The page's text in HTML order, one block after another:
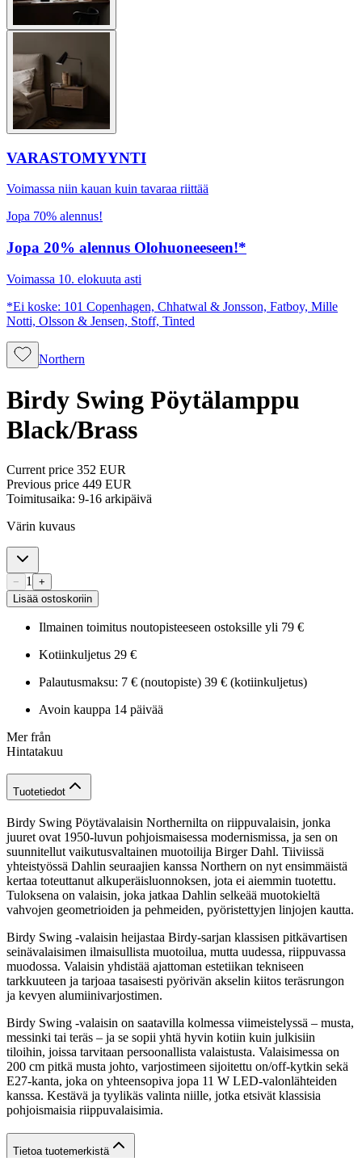
VARASTOMYYNTI
Voimassa niin kauan kuin tavaraa riittää
Jopa 70% alennus!
Jopa 20% alennus Olohuoneeseen!*
Voimassa 10. elokuuta asti
*Ei koske: 101 Copenhagen, Chhatwal & Jonsson, Fatboy, Mille
Notti, Olsson & Jensen, Stoff, Tinted
Northern
Birdy Swing Pöytälamppu
Black/Brass
Current price 352 EUR
Previous price 449 EUR
Toimitusaika: 9-16 arkipäivä
Värin kuvaus
− 1
+
Lisää ostoskoriin
Ilmainen toimitus noutopisteeseen ostoksille yli 79 €
Kotiinkuljetus 29 €
Palautusmaksu: 7 € (noutopiste) 39 € (kotiinkuljetus)
Avoin kauppa 14 päivää
Mer från
Hintatakuu
Tuotetiedot
Birdy Swing Pöytävalaisin Northernilta on riippuvalaisin, jonka
juuret ovat 1950-luvun pohjoismaisessa modernismissa, ja sen on
suunnitellut vaikutusvaltainen muotoilija Birger Dahl. Tiiviissä
yhteistyössä Dahlin seuraajien kanssa Northern on nyt ensimmäistä
kertaa toteuttanut alkuperäisluonnoksen, jota ei aiemmin tuotettu.
Tuloksena on valaisin, joka jatkaa Dahlin selkeää muotokieltä
vahvojen geometrioiden ja pehmeiden, pyöristettyjen linjojen kautta.
Birdy Swing -valaisin heijastaa Birdy-sarjan klassisen pitkävartisen
seinävalaisimen ilmaisullista muotoilua, mutta uudessa, riippuvassa
muodossa. Valaisin yhdistää ajattoman estetiikan tekniseen
tarkkuuteen ja tarjoaa tasaisesti pyörivän akselin kiitos teräsrungon
ja kevyen alumiinivarjostimen.
Birdy Swing -valaisin on saatavilla kolmessa viimeistelyssä – musta,
messinki tai teräs – ja se sopii yhtä hyvin kotiin kuin julkisiin
tiloihin, joissa tarvitaan persoonallista valaistusta. Valaisimessa on
200 cm pitkä musta johto, varjostimeen sijoitettu on/off-kytkin sekä
E27-kanta, joka on yhteensopiva jopa 11 W LED-valonlähteiden
kanssa. Kestävä ja tyylikäs valinta niille, jotka etsivät klassisia
pohjoismaisia riippuvalaisimia.
Tietoa tuotemerkistä